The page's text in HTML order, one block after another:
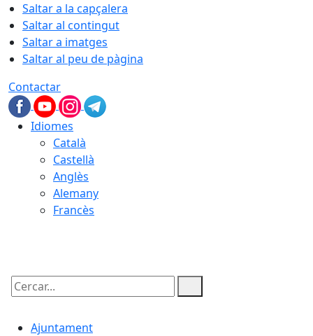
Saltar a la capçalera
Saltar al contingut
Saltar a imatges
Saltar al peu de pàgina
Contactar
Idiomes
Català
Castellà
Anglès
Alemany
Francès
Cercar:
Ajuntament